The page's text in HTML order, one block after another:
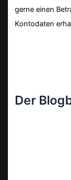
gerne einen
Kontodaten
Der